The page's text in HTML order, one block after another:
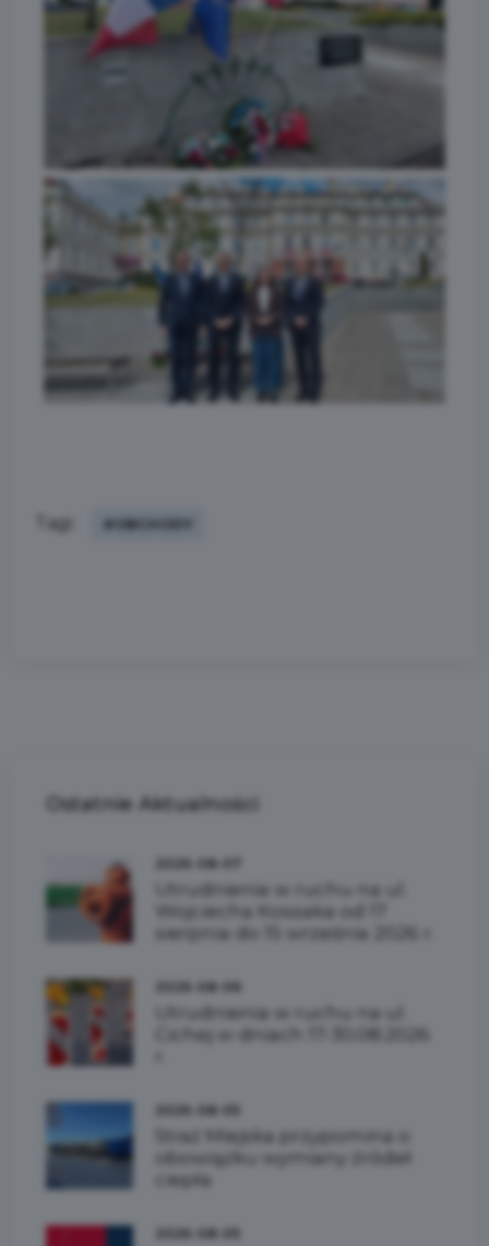
Tagi: #OBCHODY
Ostatnie Aktualności
Utrudnienia w ruchu na ul.
Wojciecha Kossaka od 17
sierpnia do 15 września 2026 r.
Utrudnienia w ruchu na ul.
Cichej w dniach 17-30.08.2026
Straż Miejska przypomina o
obowiązku wymiany źródeł
ciepła